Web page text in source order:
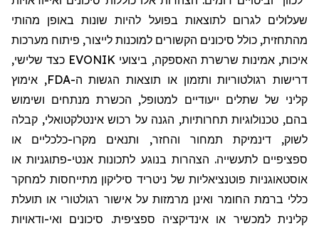
שעלולים לגרום לתוצאות בפועל להיות שונות באופן מהותי
מהתחזית, כולל סיכונים הקשורים למוכנות לייצור, פיתוח מערכות
איכות, אמינות שרשרת האספקה, ביצועי EVONIK כצד שלישי,
דרישות רגולטוריות ותזמון או תוצאות הגשות ה-FDA, אימוץ
קליני של שתלים ייעודיים למטופל, הכשרת מנתחים ושימוש
בהם, טכנולוגיות תחרותיות, הגנה על רכוש אינטלקטואלי, קבלה
לשוק, דינמיקת תמחור והחזר, ותנאים מקרו-כלכליים או
ספציפיים לתעשייה. הצהרות בנוגע לתכונות אנטי-פתוגניות או
אוסטאוגניות פוטנציאליות של ניטריד סיליקון מתייחסות למחקר
כללי ברמת החומר ואינן מרמזות על אישור רגולטורי או תועלת
קלינית למכשיר או אינדיקציה ספציפית. סיכונים ואי-ודאויות